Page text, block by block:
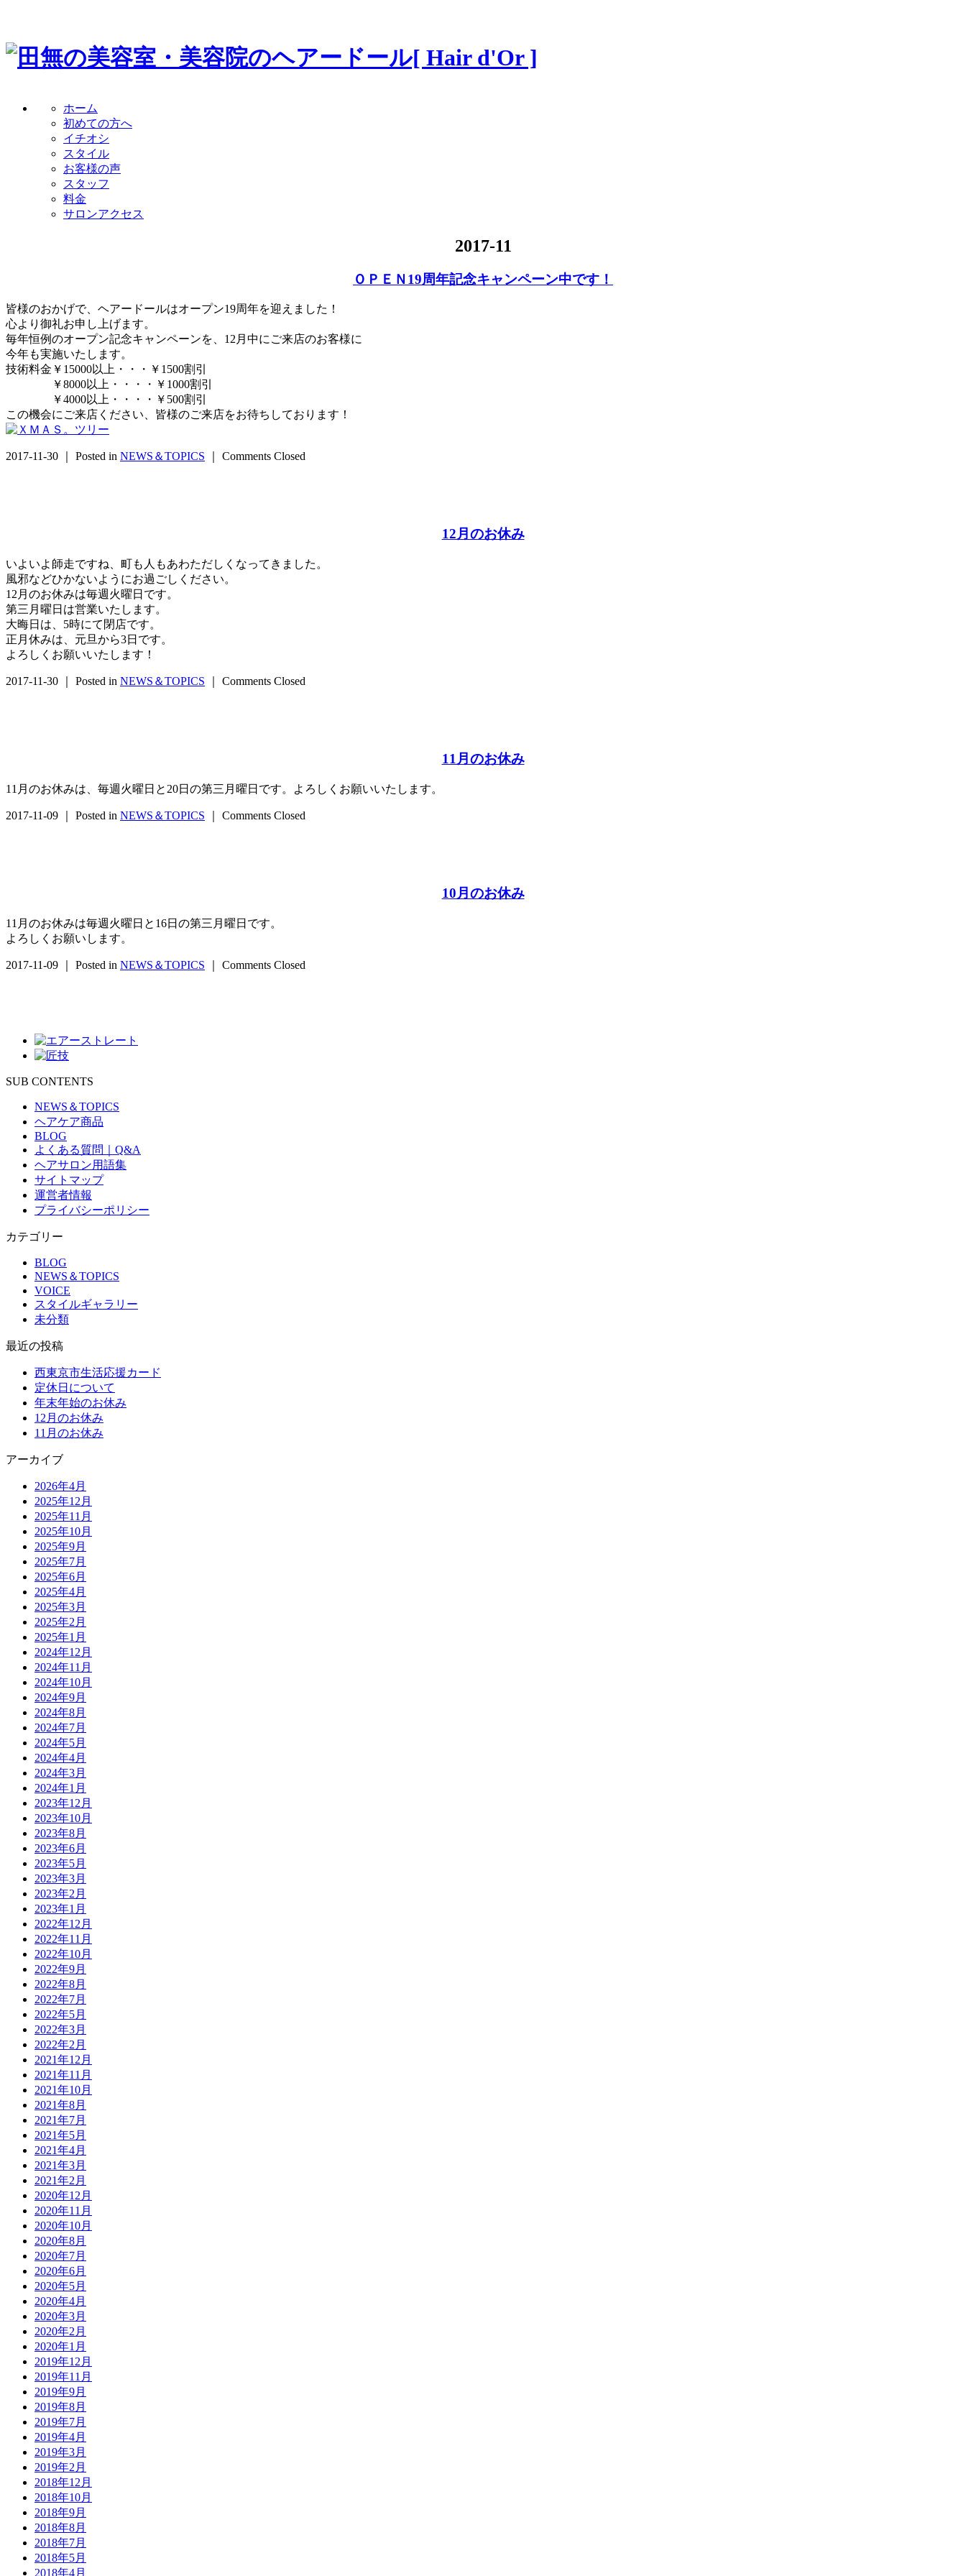
ホーム
初めての方へ
イチオシ
スタイル
お客様の声
スタッフ
料金
サロンアクセス
2017-11
ＯＰＥＮ19周年記念キャンペーン中です！
皆様のおかげで、ヘアードールはオープン19周年を迎えました！
心より御礼お申し上げます。
毎年恒例のオープン記念キャンペーンを、12月中にご来店のお客様に
今年も実施いたします。
技術料金￥15000以上・・・￥1500割引
￥8000以上・・・・￥1000割引
￥4000以上・・・・￥500割引
この機会にご来店ください、皆様のご来店をお待ちしております！
2017-11-30 ｜ Posted in NEWS＆TOPICS Comments Closed
12月のお休み
いよいよ師走ですね、町も人もあわただしくなってきました。
風邪などひかないようにお過ごしください。
12月のお休みは毎週火曜日です。
第三月曜日は営業いたします。
大晦日は、5時にて閉店です。
正月休みは、元旦から3日です。
よろしくお願いいたします！
2017-11-30 ｜ Posted in NEWS＆TOPICS Comments Closed
11月のお休み
11月のお休みは、毎週火曜日と20日の第三月曜日です。よろしくお願いいたします。
2017-11-09 ｜ Posted in NEWS＆TOPICS Comments Closed
10月のお休み
11月のお休みは毎週火曜日と16日の第三月曜日です。
よろしくお願いします。
2017-11-09 ｜ Posted in NEWS＆TOPICS Comments Closed
SUB CONTENTS
NEWS＆TOPICS
ヘアケア商品
BLOG
よくある質問｜Q&A
ヘアサロン用語集
サイトマップ
運営者情報
プライバシーポリシー
カテゴリー
BLOG
NEWS＆TOPICS
VOICE
スタイルギャラリー
未分類
最近の投稿
西東京市生活応援カード
定休日について
年末年始のお休み
12月のお休み
11月のお休み
アーカイブ
2026年4月
2025年12月
2025年11月
2025年10月
2025年9月
2025年7月
2025年6月
2025年4月
2025年3月
2025年2月
2025年1月
2024年12月
2024年11月
2024年10月
2024年9月
2024年8月
2024年7月
2024年5月
2024年4月
2024年3月
2024年1月
2023年12月
2023年10月
2023年8月
2023年6月
2023年5月
2023年3月
2023年2月
2023年1月
2022年12月
2022年11月
2022年10月
2022年9月
2022年8月
2022年7月
2022年5月
2022年3月
2022年2月
2021年12月
2021年11月
2021年10月
2021年8月
2021年7月
2021年5月
2021年4月
2021年3月
2021年2月
2020年12月
2020年11月
2020年10月
2020年8月
2020年7月
2020年6月
2020年5月
2020年4月
2020年3月
2020年2月
2020年1月
2019年12月
2019年11月
2019年9月
2019年8月
2019年7月
2019年4月
2019年3月
2019年2月
2018年12月
2018年10月
2018年9月
2018年8月
2018年7月
2018年5月
2018年4月